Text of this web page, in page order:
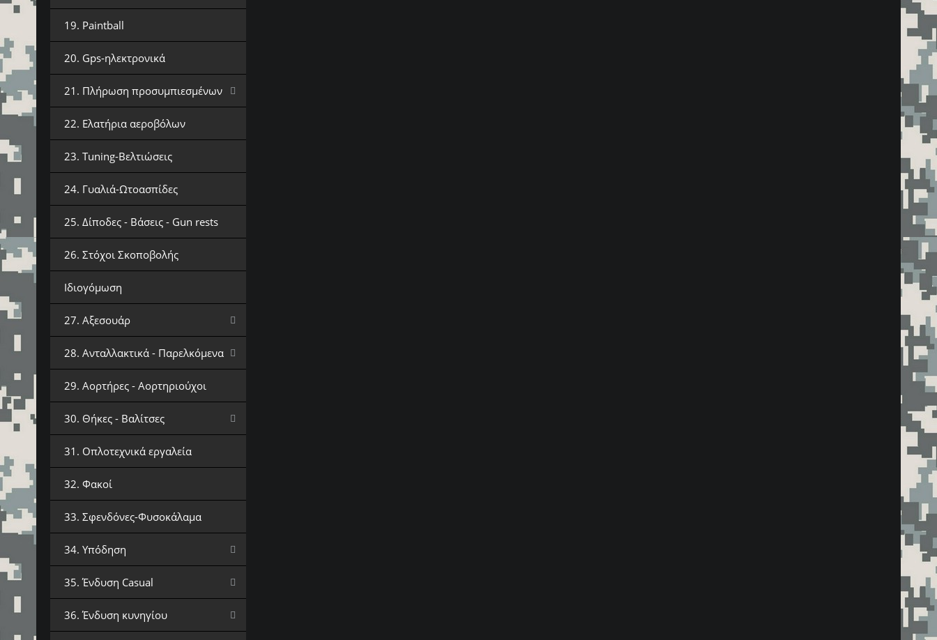
19. Paintball
20. Gps-ηλεκτρονικά
21. Πλήρωση προσυμπιεσμένων
22. Ελατήρια αεροβόλων
23. Tuning-Βελτιώσεις
24. Γυαλιά-Ωτοασπίδες
25. Δίποδες - Βάσεις - Gun rests
26. Στόχοι Σκοποβολής
Ιδιογόμωση
27. Αξεσουάρ
28. Ανταλλακτικά - Παρελκόμενα
29. Αορτήρες - Αορτηριούχοι
30. Θήκες - Βαλίτσες
31. Οπλοτεχνικά εργαλεία
32. Φακοί
33. Σφενδόνες-Φυσοκάλαμα
34. Υπόδηση
35. Ένδυση Casual
36. Ένδυση κυνηγίου